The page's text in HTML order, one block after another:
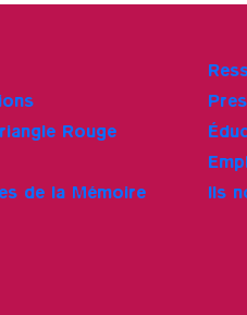
Rouge
de la Mémoire
Ils